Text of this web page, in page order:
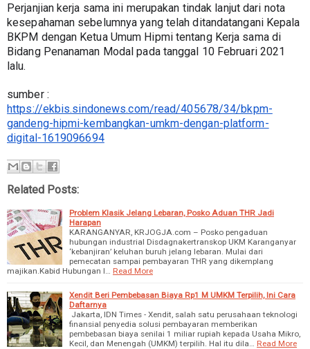
Perjanjian kerja sama ini merupakan tindak lanjut dari nota
kesepahaman sebelumnya yang telah ditandatangani Kepala
BKPM dengan Ketua Umum Hipmi tentang Kerja sama di
Bidang Penanaman Modal pada tanggal 10 Februari 2021
lalu.
https://ekbis.sindonews.com/read/405678/34/bkpm-
gandeng-hipmi-kembangkan-umkm-dengan-platform-
digital-1619096694
Related Posts:
Problem Klasik Jelang Lebaran, Posko Aduan THR Jadi
Harapan
KARANGANYAR, KRJOGJA.com – Posko pengaduan
hubungan industrial Disdagnakertranskop UKM Karanganyar
‘kebanjiran’ keluhan buruh jelang lebaran. Mulai dari
pemecatan sampai pembayaran THR yang dikemplang
majikan.Kabid Hubungan I…
Read More
Xendit Beri Pembebasan Biaya Rp1 M UMKM Terpilih, Ini Cara
Daftarnya
Jakarta, IDN Times - Xendit, salah satu perusahaan teknologi
finansial penyedia solusi pembayaran memberikan
pembebasan biaya senilai 1 miliar rupiah kepada Usaha Mikro,
Kecil, dan Menengah (UMKM) terpilih. Hal itu dila…
Read More